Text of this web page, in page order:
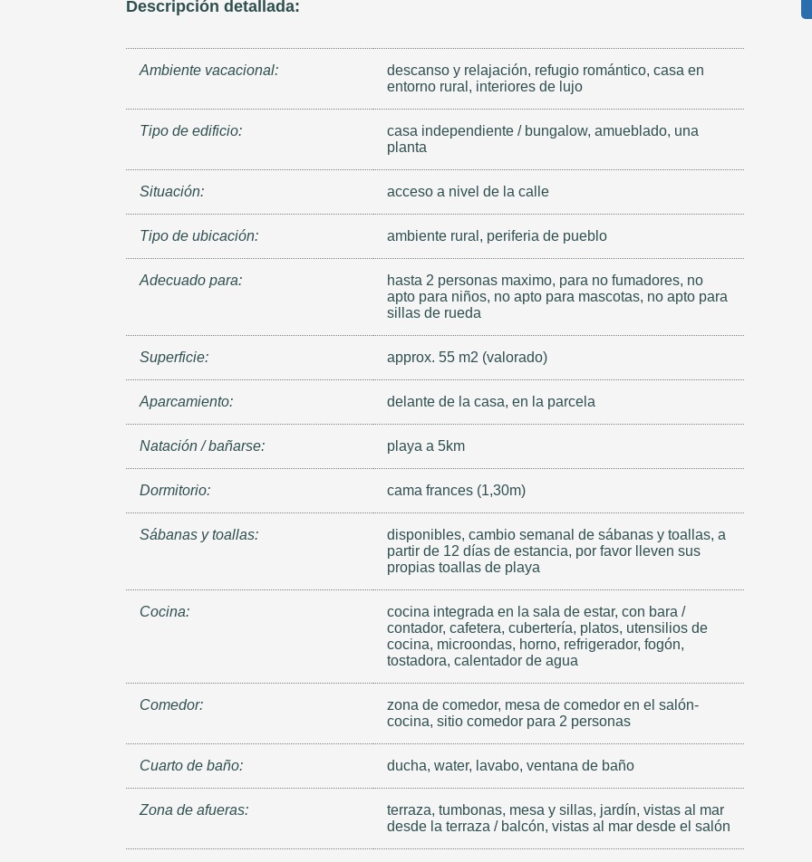
Descripción detallada:
Ambiente vacacional:
descanso y relajación, refugio romántico, casa en
entorno rural, interiores de lujo
Tipo de edificio:
casa independiente / bungalow, amueblado, una
planta
Situación: acceso a nivel de la calle
Tipo de ubicación: ambiente rural, periferia de pueblo
Adecuado para:
hasta 2 personas maximo, para no fumadores, no
apto para niños, no apto para mascotas, no apto para
sillas de rueda
Superficie: approx. 55 m2 (valorado)
Aparcamiento: delante de la casa, en la parcela
Natación / bañarse: playa a 5km
Dormitorio: cama frances (1,30m)
Sábanas y toallas:
disponibles, cambio semanal de sábanas y toallas, a
partir de 12 días de estancia, por favor lleven sus
propias toallas de playa
Cocina:
cocina integrada en la sala de estar, con bara /
contador, cafetera, cubertería, platos, utensilios de
cocina, microondas, horno, refrigerador, fogón,
tostadora, calentador de agua
Comedor:
zona de comedor, mesa de comedor en el salón-
cocina, sitio comedor para 2 personas
Cuarto de baño: ducha, water, lavabo, ventana de baño
Zona de afueras:
terraza, tumbonas, mesa y sillas, jardín, vistas al mar
desde la terraza / balcón, vistas al mar desde el salón